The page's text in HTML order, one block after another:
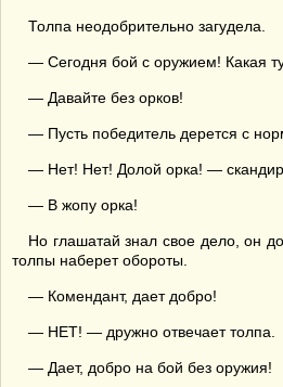
Толпа неодобрительно загудела.
— Сегодня бой с оружием! Какая
— Давайте без орков!
— Пусть победитель дерется с
— Нет! Нет! Долой орка! —
— В жопу орка!
Но глашатай знал свое дело, он
толпы наберет обороты.
— Комендант, дает добро!
— НЕТ! — дружно отвечает толпа.
— Дает, добро на бой без оружия!